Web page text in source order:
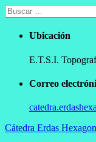
Ir
al
contenido
Buscar:
Ubicación
E.T.S.I.
Correo
Cátedra Erdas